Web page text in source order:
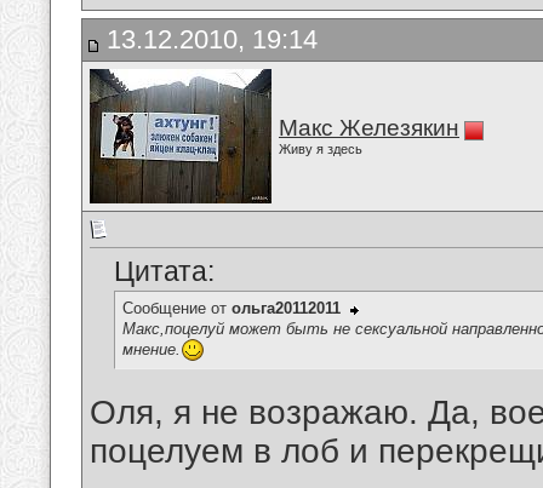
13.12.2010, 19:14
Макс Железякин
Живу я здесь
Цитата:
Сообщение от ольга20112011
Макс,поцелуй может быть не сексуальной
мнение.
Оля, я не возражаю. Да,
поцелуем в лоб и